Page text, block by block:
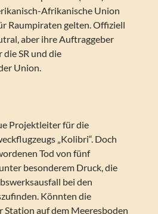
Afrikanische Union
Raumpiraten gelten. Offiziell
aber ihre Auftraggeber
SR und die
Union.
Projektleiter für die
„Kolibri“. Doch
Tod von fünf
besonderem Druck, die
bei den
Könnten die
Station auf dem Meeresboden